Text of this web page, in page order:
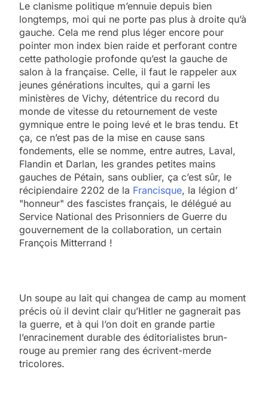
Le clanisme politique m’ennuie depuis bien
longtemps, moi qui ne porte pas plus à droite qu’à
gauche. Cela me rend plus léger encore pour
pointer mon index bien raide et perforant contre
cette pathologie profonde qu’est la gauche de
salon à la française. Celle, il faut le rappeler aux
jeunes générations incultes, qui a garni les
ministères de Vichy, détentrice du record du
monde de vitesse du retournement de veste
gymnique entre le poing levé et le bras tendu. Et
ça, ce n’est pas de la mise en cause sans
fondements, elle se nomme, entre autres, Laval,
Flandin et Darlan, les grandes petites mains
gauches de Pétain, sans oublier, ça c’est sûr, le
récipiendaire 2202 de la Francisque, la légion d’
"honneur" des fascistes français, le délégué au
Service National des Prisonniers de Guerre du
gouvernement de la collaboration, un certain
François Mitterrand !
Un soupe au lait qui changea de camp au moment
précis où il devint clair qu’Hitler ne gagnerait pas
la guerre, et à qui l’on doit en grande partie
l’enracinement durable des éditorialistes brun-
rouge au premier rang des écrivent-merde
tricolores.